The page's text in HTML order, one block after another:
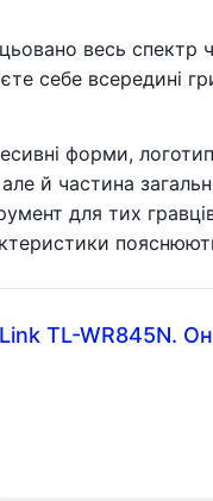
весь спектр
себе всередині
форми,
й частина
для тих
TL-WR845N.